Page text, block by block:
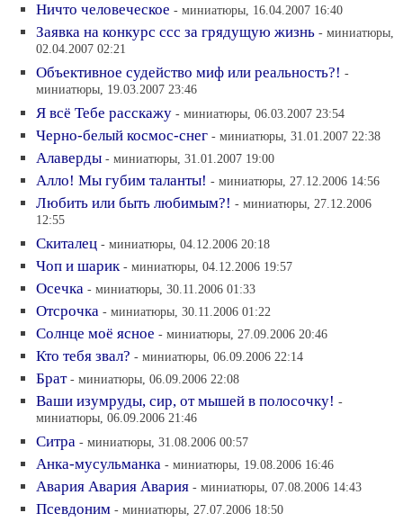
Ничто человеческое - миниатюры, 16.04.2007 16:40
Заявка на конкурс ссс за грядущую жизнь - миниатюры,
02.04.2007 02:21
Объективное судейство миф или реальность?! -
миниатюры, 19.03.2007 23:46
Я всё Тебе расскажу - миниатюры, 06.03.2007 23:54
Черно-белый космос-снег - миниатюры, 31.01.2007 22:38
Алаверды - миниатюры, 31.01.2007 19:00
Алло! Мы губим таланты! - миниатюры, 27.12.2006 14:56
Любить или быть любимым?! - миниатюры, 27.12.2006
12:55
Скиталец - миниатюры, 04.12.2006 20:18
Чоп и шарик - миниатюры, 04.12.2006 19:57
Осечка - миниатюры, 30.11.2006 01:33
Отсрочка - миниатюры, 30.11.2006 01:22
Солнце моё ясное - миниатюры, 27.09.2006 20:46
Кто тебя звал? - миниатюры, 06.09.2006 22:14
Брат - миниатюры, 06.09.2006 22:08
Ваши изумруды, сир, от мышей в полосочку! -
миниатюры, 06.09.2006 21:46
Ситра - миниатюры, 31.08.2006 00:57
Анка-мусульманка - миниатюры, 19.08.2006 16:46
Авария Авария Авария - миниатюры, 07.08.2006 14:43
Псевдоним - миниатюры, 27.07.2006 18:50